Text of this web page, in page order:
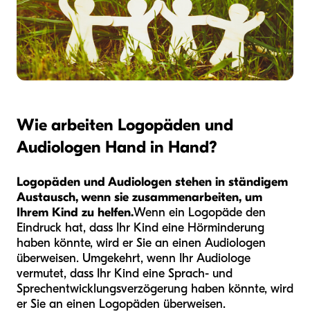
Wie arbeiten Logopäden und
Audiologen Hand in Hand?
Logopäden und Audiologen stehen in ständigem
Austausch, wenn sie zusammenarbeiten, um
Ihrem Kind zu helfen.Wenn ein Logopäde den
Eindruck hat, dass Ihr Kind eine Hörminderung
haben könnte, wird er Sie an einen Audiologen
überweisen. Umgekehrt, wenn Ihr Audiologe
vermutet, dass Ihr Kind eine Sprach- und
Sprechentwicklungsverzögerung haben könnte, wird
er Sie an einen Logopäden überweisen.